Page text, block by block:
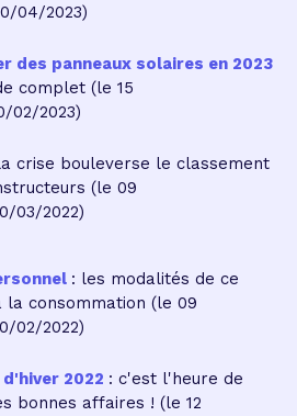
04/2023)
des panneaux solaires en 2023
complet (le 15
02/2023)
crise bouleverse le classement
(le 09
03/2022)
: les modalités de ce
la consommation (le 09
02/2022)
2022 : c'est l'heure de
bonnes affaires ! (le 12